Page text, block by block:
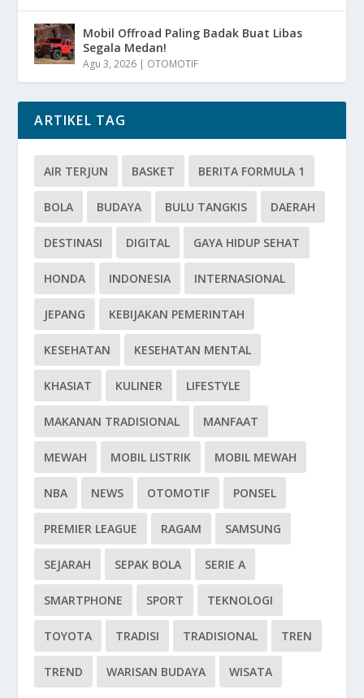
Mobil Offroad Paling Badak Buat Libas
Segala Medan!
Agu 3, 2026 | OTOMOTIF
ARTIKEL TAG
AIR TERJUN BASKET BERITA FORMULA 1
BOLA BUDAYA BULU TANGKIS DAERAH
DESTINASI DIGITAL GAYA HIDUP SEHAT
HONDA INDONESIA INTERNASIONAL
JEPANG KEBIJAKAN PEMERINTAH
KESEHATAN KESEHATAN MENTAL
KHASIAT KULINER LIFESTYLE
MAKANAN TRADISIONAL MANFAAT
MEWAH MOBIL LISTRIK MOBIL MEWAH
NBA NEWS OTOMOTIF PONSEL
PREMIER LEAGUE RAGAM SAMSUNG
SEJARAH SEPAK BOLA SERIE A
SMARTPHONE SPORT TEKNOLOGI
TOYOTA TRADISI TRADISIONAL TREN
TREND WARISAN BUDAYA WISATA